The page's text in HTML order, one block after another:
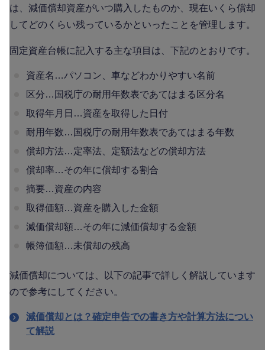
は、減価償却資産がいつ購入したものか、現在いくら償却
してどのくらい残っているかといったことを管理します。
固定資産台帳に記入する主な項目は、下記のとおりです。
資産名…パソコン、車などわかりやすい名前
区分…国税庁の耐用年数表であてはまる区分名
取得年月日…資産を取得した日付
耐用年数…国税庁の耐用年数表であてはまる年数
償却方法…定率法、定額法などの償却方法
償却率…その年に償却する割合
摘要…資産の内容
取得価額…資産を購入した金額
減価償却額…その年に減価償却する金額
帳簿価額…未償却の残高
減価償却については、以下の記事で詳しく解説しています
ので参考にしてください。
減価償却とは？確定申告での書き方や計算方法につい
て解説